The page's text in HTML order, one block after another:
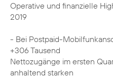
Operative und finanzielle
2019
- Bei Postpaid-
+306 Tausend
Nettozugänge im ersten
anhaltend starken